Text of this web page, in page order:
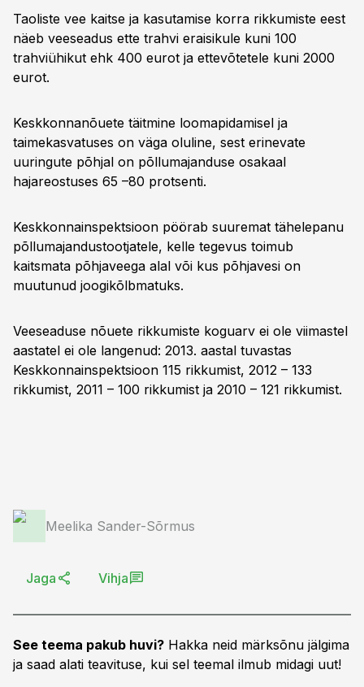
Taoliste vee kaitse ja kasutamise korra rikkumiste eest
näeb veeseadus ette trahvi eraisikule kuni 100
trahviühikut ehk 400 eurot ja ettevõtetele kuni 2000
eurot.
Keskkonnanõuete täitmine loomapidamisel ja
taimekasvatuses on väga oluline, sest erinevate
uuringute põhjal on põllumajanduse osakaal
hajareostuses 65 –80 protsenti.
Keskkonnainspektsioon pöörab suuremat tähelepanu
põllumajandustootjatele, kelle tegevus toimub
kaitsmata põhjaveega alal või kus põhjavesi on
muutunud joogikõlbmatuks.
Veeseaduse nõuete rikkumiste koguarv ei ole viimastel
aastatel ei ole langenud: 2013. aastal tuvastas
Keskkonnainspektsioon 115 rikkumist, 2012 – 133
rikkumist, 2011 – 100 rikkumist ja 2010 – 121 rikkumist.
Meelika Sander-Sõrmus
Jaga Vihja
See teema pakub huvi? Hakka neid märksõnu jälgima
ja saad alati teavituse, kui sel teemal ilmub midagi uut!